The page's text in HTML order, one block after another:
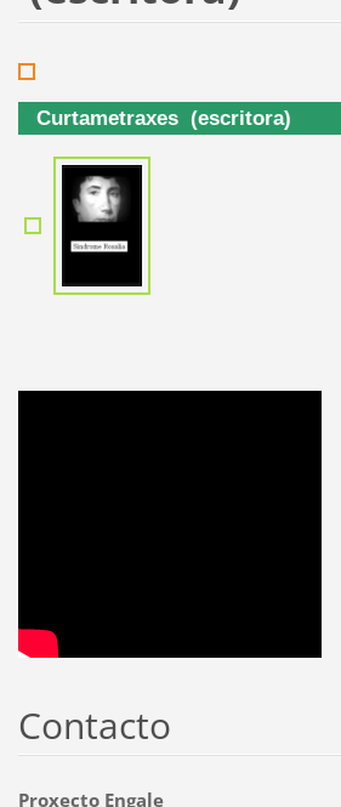
Curtametraxes (escritora)
Contacto
Proxecto Engale